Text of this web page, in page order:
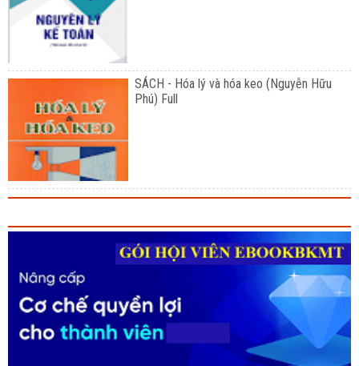
SÁCH - Hóa lý và hóa keo (Nguyễn Hữu
Phú) Full